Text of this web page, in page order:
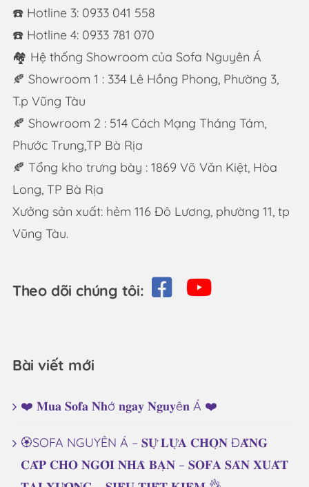
☎️ Hotline 3: 0933 041 558
☎️ Hotline 4: 0933 781 070
🏘 Hệ thống Showroom của Sofa Nguyên Á
🍂 Showroom 1 : 334 Lê Hồng Phong, Phường 3,
T.p Vũng Tàu
🍂 Showroom 2 : 514 Cách Mạng Tháng Tám,
Phước Trung,TP Bà Rịa
🍂 Tổng kho trưng bày : 1869 Võ Văn Kiệt, Hòa
Long, TP Bà Rịa
Xưởng sản xuất: hẻm 116 Đô Lương, phường 11, tp
Vũng Tàu.
Theo dõi chúng tôi:
Bài viết mới
❤️ 𝐌𝐮𝐚 𝐒𝐨𝐟𝐚 𝐍𝐡ớ 𝐧𝐠𝐚𝐲 𝐍𝐠𝐮𝐲ê𝐧 Á ❤️
🏵️SOFA NGUYÊN Á – 𝐒𝐔̛̣ 𝐋𝐔̛̣𝐀 𝐂𝐇𝐎̣𝐍 Đ𝐀̆̉𝐍𝐆
𝐂𝐀̂́𝐏 𝐂𝐇𝐎 𝐍𝐆𝐎̂𝐈 𝐍𝐇𝐀̀ 𝐁𝐀̣𝐍 – 𝐒𝐎𝐅𝐀 𝐒𝐀̉𝐍 𝐗𝐔𝐀̂́𝐓